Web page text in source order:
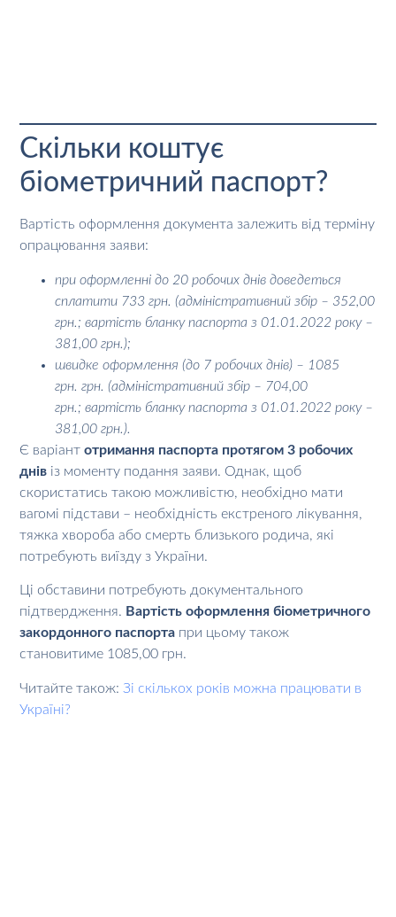
Скільки коштує
біометричний паспорт?
Вартість оформлення документа залежить від терміну
опрацювання заяви:
при оформленні до 20 робочих днів доведеться
сплатити 733 грн. (адміністративний збір – 352,00
грн.; вартість бланку паспорта з 01.01.2022 року –
381,00 грн.);
швидке оформлення (до 7 робочих днів) – 1085
грн. грн. (адміністративний збір – 704,00
грн.; вартість бланку паспорта з 01.01.2022 року –
381,00 грн.).
Є варіантотримання паспорта протягом 3 робочих
днів із моменту подання заяви. Однак, щоб
скористатись такою можливістю, необхідно мати
вагомі підстави – необхідність екстреного лікування,
тяжка хвороба або смерть близького родича, які
потребують виїзду з України.
Ці обставини потребують документального
підтвердження. Вартість оформлення біометричного
закордонного паспорта при цьому також
становитиме 1085,00 грн.
Читайте також:Зі скількох років можна працювати в
Україні?